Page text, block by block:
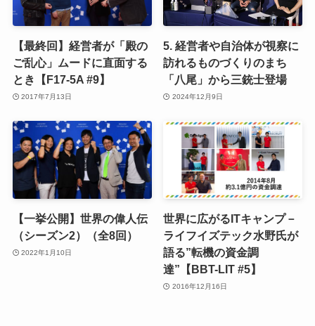
【最終回】経営者が「殿の
ご乱心」ムードに直面する
とき【F17-5A #9】
2017年7月13日
5. 経営者や自治体が視察に
訪れるものづくりのまち
「八尾」から三銃士登場
2024年12月9日
【一挙公開】世界の偉人伝
（シーズン2）（全8回）
2022年1月10日
世界に広がるITキャンプ－
ライフイズテック水野氏が
語る”転機の資金調
達”【BBT-LIT #5】
2016年12月16日